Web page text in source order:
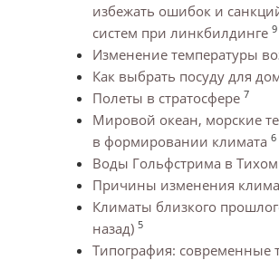
избежать ошибок и
систем при линкбилдинге 9
Изменение температуры
Как выбрать посуду для
Полеты в стратосфере 7
Мировой океан, морские
в формировании климата 6
Воды Гольфстрима в
Причины изменения
Климаты близкого
назад) 5
Типография: современные